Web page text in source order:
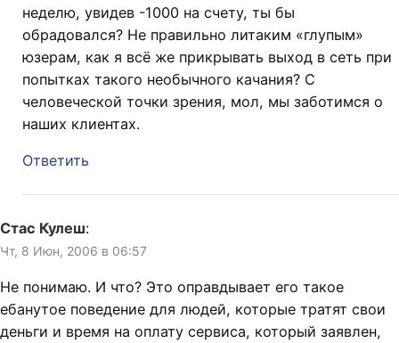
неделю, увидев -1000 на счету, ты бы
обрадовался? Не правильно литаким «глупым»
юзерам, как я всё же прикрывать выход в сеть при
попытках такого необычного качания? С
человеческой точки зрения, мол, мы заботимся о
наших клиентах.
Ответить
Стас Кулеш:
Чт, 8 Июн, 2006 в 06:57
Не понимаю. И что? Это оправдывает его такое
ебанутое поведение для людей, которые тратят свои
деньги и время на оплату сервиса, который заявлен,